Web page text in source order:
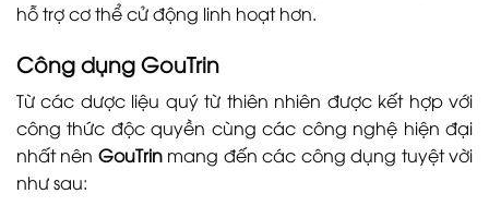
hỗ trợ cơ thể cử động linh hoạt hơn.
Công dụng GouTrin
Từ các dược liệu quý từ thiên nhiên được kết hợp với
công thức độc quyền cùng các công nghệ hiện đại
nhất nên GouTrinmang đến các công dụng tuyệt vời
như sau: